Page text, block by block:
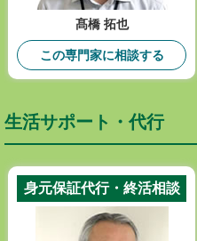
髙橋 拓也
この専門家に相談する
生活サポート・代行
身元保証代行・終活相談